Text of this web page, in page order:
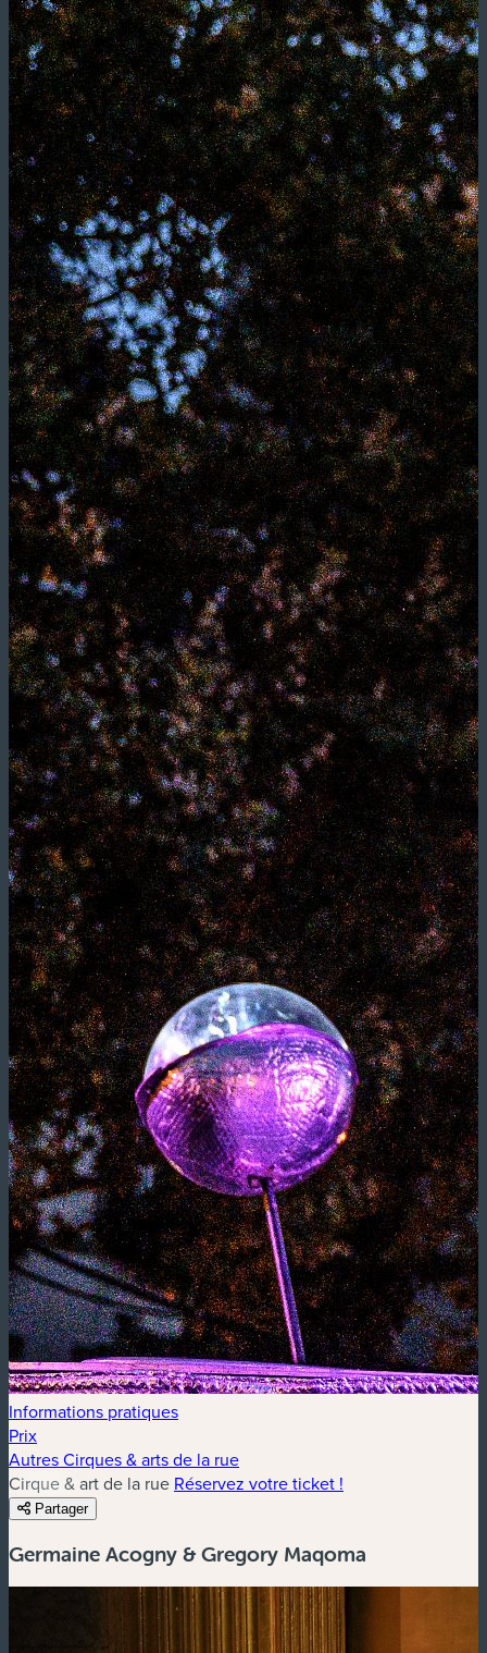
Informations pratiques
Prix
Autres Cirques & arts de la rue
Cirque & art de la rue Réservez votre ticket !
Partager
Germaine Acogny & Gregory Maqoma